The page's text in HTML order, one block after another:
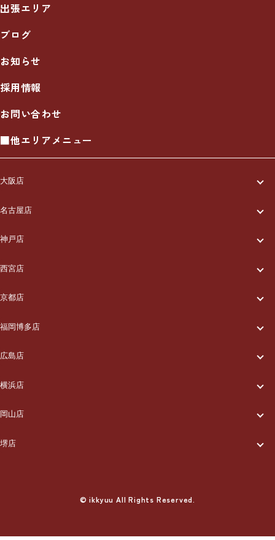
出張エリア
ブログ
お知らせ
採用情報
お問い合わせ
■他エリアメニュー
大阪店
一休について
ご利用の流れ
メニュー/料金
出張エリア
ブログ
お知らせ
採用情報
お問い合わせ
名古屋店
一休について
ご利用の流れ
メニュー/料金
出張エリア
ブログ
お知らせ
採用情報
お問い合わせ
神戸店
一休について
ご利用の流れ
メニュー/料金
出張エリア
ブログ
お知らせ
採用情報
西宮店
一休について
ご利用の流れ
メニュー/料金
出張エリア
ブログ
お知らせ
京都店
一休について
ご利用の流れ
メニュー/料金
出張エリア
ブログ
お問い合わせ
福岡博多店
一休について
ご利用の流れ
メニュー/料金
出張エリア
採用情報
広島店
一休について
ご利用の流れ
メニュー/料金
横浜店
一休について
ご利用の流れ
岡山店
一休について
堺店
© ikkyuu All Rights Reserved.